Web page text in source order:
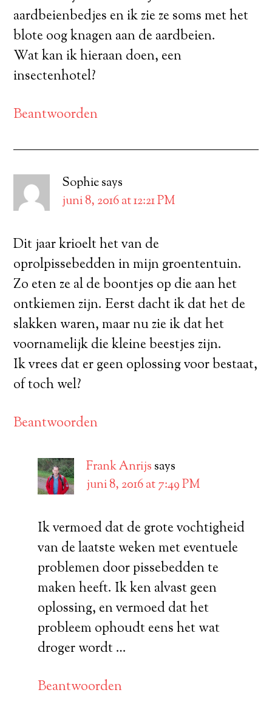
aardbeienbedjes en ik zie ze soms met het
blote oog knagen aan de aardbeien.
Wat kan ik hieraan doen, een
insectenhotel?
Beantwoorden
Sophiesays
juni 8, 2016 at 12:21 PM
Dit jaar krioelt het van de
oprolpissebedden in mijn groententuin.
Zo eten ze al de boontjes op die aan het
ontkiemen zijn. Eerst dacht ik dat het de
slakken waren, maar nu zie ik dat het
voornamelijk die kleine beestjes zijn.
Ik vrees dat er geen oplossing voor bestaat,
of toch wel?
Beantwoorden
Frank Anrijs says
juni 8, 2016 at 7:49 PM
Ik vermoed dat de grote vochtigheid
van de laatste weken met eventuele
problemen door pissebedden te
maken heeft. Ik ken alvast geen
oplossing, en vermoed dat het
probleem ophoudt eens het wat
droger wordt …
Beantwoorden